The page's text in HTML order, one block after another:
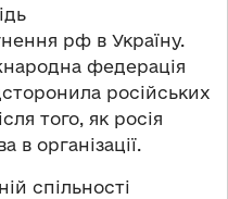
рф в Україну.
федерація
російських
того, як росія
в організації.
спільності